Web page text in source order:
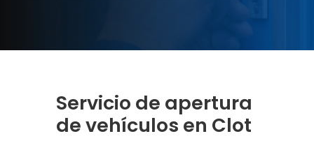
Servicio de apertura
de vehículos en Clot